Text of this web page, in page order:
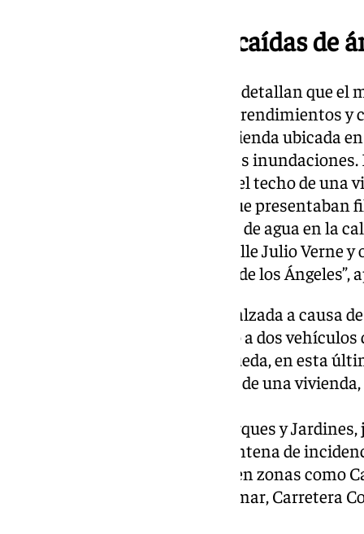
Desprendimientos y caídas de
Asimismo, desde el Consistorio detallan que el
han producido a causas de desprendimientos y
ha tenido que actuar en una vivienda ubicada
desprendido el techo debido a las
en el Camino de Antequera por el techo de una
han visitado varias viviendas que
visto afectado por acumulación de agua en la
ha caído parte del muro en la calle Julio Verne
un colegio en la avenida Arroyo de los Ángeles”,
Las caídas de árboles sobre la calzada a causa
en calle Bolivia, que ha afectado a dos
zona, y en la avenida Lope de Rueda, en esta
quedado apoyado sobre el muro de una
Además, desde el Servicio de Parques y
han tenido que atender una veintena de
ramas a lo largo de la mañana, en zonas como
Allende, La Adelfilla, Banda del mar, Carretera